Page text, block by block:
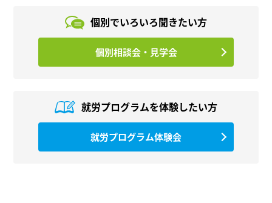
個別でいろいろ聞きたい方
個別相談会・見学会
就労プログラムを体験したい方
就労プログラム体験会